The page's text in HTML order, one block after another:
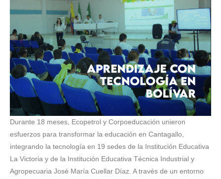
Durante 18 meses, Ecopetrol y Corpoeducación unieron
esfuerzos para transformar la educación en Cantagallo,
integrando la tecnología en 19 sedes de la Institución Educativa
La Victoria y de la Institución Educativa Técnica Industrial y
Agropecuaria José María Cuellar Díaz. A través de un entorno